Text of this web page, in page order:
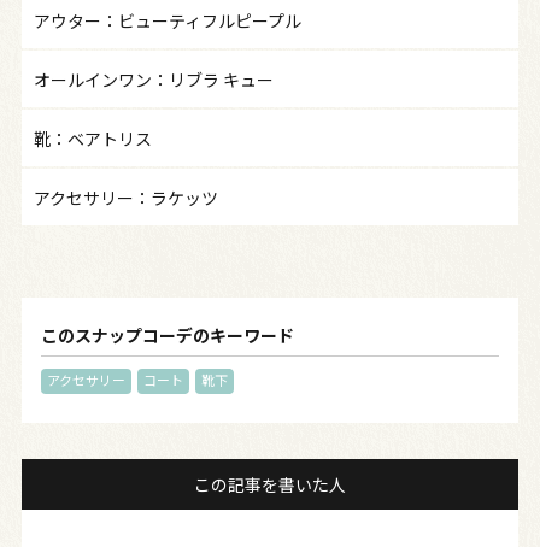
アウター：ビューティフルピープル
オールインワン：リブラ キュー
靴：ベアトリス
アクセサリー：ラケッツ
このスナップコーデのキーワード
アクセサリー コート 靴下
この記事を書いた人